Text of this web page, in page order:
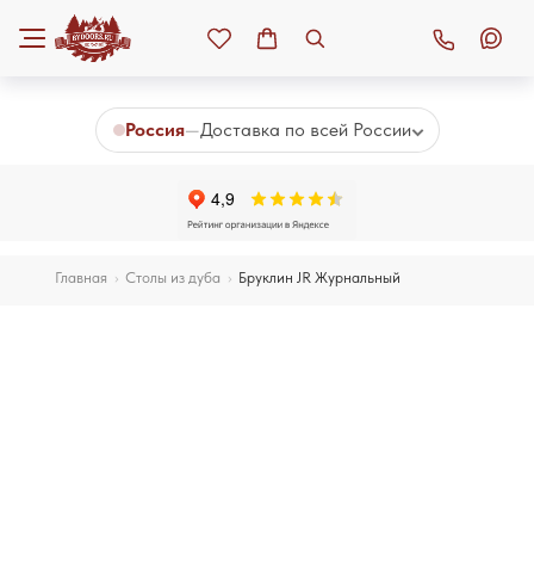
К основному контенту
Россия—Доставка по всей России
Главная › Столы из дуба › Бруклин JR Журнальный